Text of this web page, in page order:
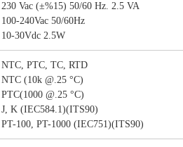
230 Vac (±%15) 50/60 Hz. 2.5 VA
100-240Vac 50/60Hz
10-30Vdc 2.5W
NTC, PTC, TC, RTD
NTC (10k @.25 °C)
PTC(1000 @.25 °C)
J, K (IEC584.1)(ITS90)
PT-100, PT-1000 (IEC751)(ITS90)